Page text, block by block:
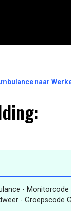
naar
-
- Groepscode